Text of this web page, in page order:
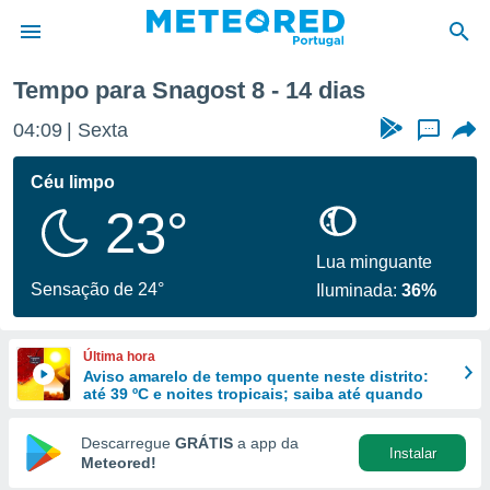
da
foi
fornecidas
a este
das
e
forma
digital
Tempo para Snagost 8 - 14 dias
04:09 Sexta ...
Céu limpo
23°
Sensação de 24°
Lua minguante
Iluminada:36%
Última hora
Aviso amarelo de tempo quente neste distrito:
até 39 ºC e noites tropicais; saiba até quando
Descarregue GRÁTIS a app da
Meteored!
Instalar